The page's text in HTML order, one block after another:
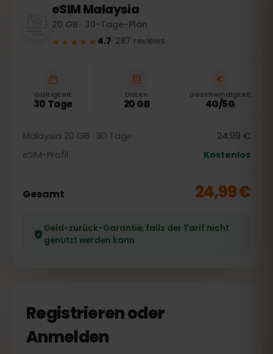
eSIMMalaysia
20 GB · 30-Tage-Plan
★★★★★ 4.7· 287 reviews
Gültigkeit
30 Tage
Daten
20 GB
Geschwindigkeit
4G/5G
Malaysia 20 GB · 30 Tage
24,99 €
eSIM-Profil
Kostenlos
Gesamt 24,99 €
Geld-zurück-Garantie, falls der Tarif nicht
genutzt werden kann
Registrieren oder
Anmelden